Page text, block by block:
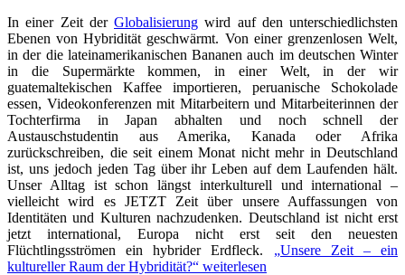
In einer Zeit der Globalisierung wird auf den unterschiedlichsten
Ebenen von Hybridität geschwärmt. Von einer grenzenlosen Welt,
in der die lateinamerikanischen Bananen auch im deutschen Winter
in die Supermärkte kommen, in einer Welt, in der wir
guatemaltekischen Kaffee importieren, peruanische Schokolade
essen, Videokonferenzen mit Mitarbeitern und Mitarbeiterinnen der
Tochterfirma in Japan abhalten und noch schnell der
Austauschstudentin aus Amerika, Kanada oder Afrika
zurückschreiben, die seit einem Monat nicht mehr in Deutschland
ist, uns jedoch jeden Tag über ihr Leben auf dem Laufenden hält.
Unser Alltag ist schon längst interkulturell und international –
vielleicht wird es JETZT Zeit über unsere Auffassungen von
Identitäten und Kulturen nachzudenken. Deutschland ist nicht erst
jetzt international, Europa nicht erst seit den neuesten
Flüchtlingsströmen ein hybrider Erdfleck. „Unsere Zeit – ein
kultureller Raum der Hybridität?“ weiterlesen